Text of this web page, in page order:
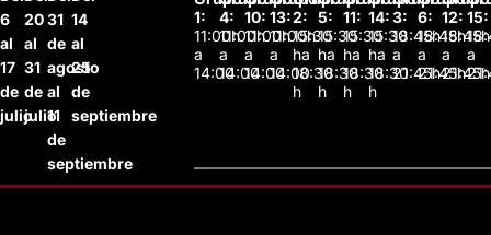
6
al
17
de
julio
20
al
31
de
julio
31
de
agosto
al
11
de
septiembre
14
al
25
de
septiembre
1:
11:00h
a
14:00
4:
11:00h
a
14:00
10:
11:00h
a
14:00
13:
11:00h
a
14:00
2:
15:30
ha
18:30
h
5:
15:30
ha
18:30
h
11:
15:30
ha
18:30
h
14:
15:30
ha
18:30
h
3:
18:45h
a
21:45h
6:
18:45h
a
21:45h
12:
18:45h
a
21:45h
15:
a